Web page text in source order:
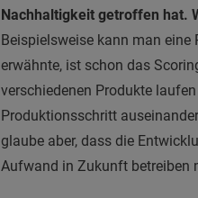
Nachhaltigkeit getroffen hat.
Beispielsweise kann man
erwähnte, ist schon das
verschiedenen Produkte
Produktionsschritt
glaube aber, dass die
Aufwand in Zukunft betreiben